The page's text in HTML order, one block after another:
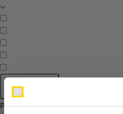
Apply filters
Producten getagd met holpijp 3mm